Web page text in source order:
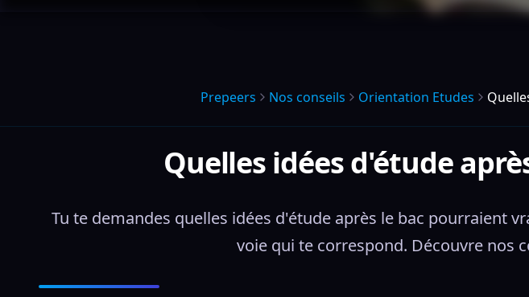
Prepeers Nos conseils Orientation Etudes
Quelles idées d'étude
Tu te demandes quelles idées d'étude après le bac pourraient
voie qui te correspond. Découvre nos